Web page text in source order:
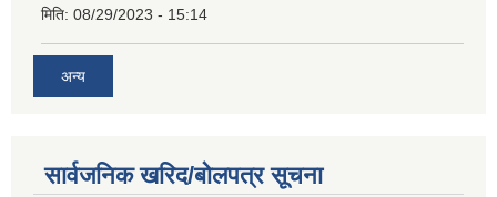
मिति: 08/29/2023 - 15:14
अन्य
सार्वजनिक खरिद/बोलपत्र सूचना